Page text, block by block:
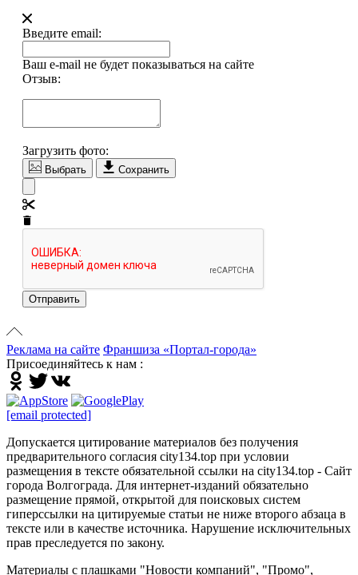
Введите email:
Ваш e-mail не будет показываться на сайте
Отзыв:
Загрузить фото:
Выбрать Сохранить
Отправить
Реклама на сайте Франшиза «Портал-города»
Присоединяйтесь к нам :
[email protected]
Допускается цитирование материалов без получения
предварительного согласия city134.top при условии
размещения в тексте обязательной ссылки на city134.top - Сайт
города Волгограда. Для интернет-изданий обязательно
размещение прямой, открытой для поисковых систем
гиперссылки на цитируемые статьи не ниже второго абзаца в
тексте или в качестве источника. Нарушение исключительных
прав преследуется по закону.
Материалы с плашками "Новости компаний", "Промо",